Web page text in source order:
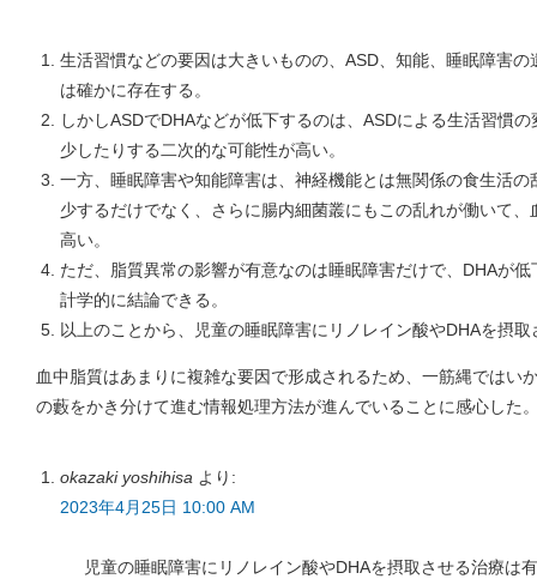
生活習慣などの要因は大きいものの、ASD、知能、睡眠障害
は確かに存在する。
しかしASDでDHAなどが低下するのは、ASDによる生活習慣
少したりする二次的な可能性が高い。
一方、睡眠障害や知能障害は、神経機能とは無関係の食生活
少するだけでなく、さらに腸内細菌叢にもこの乱れが働いて
高い。
ただ、脂質異常の影響が有意なのは睡眠障害だけで、DHAが
計学的に結論できる。
以上のことから、児童の睡眠障害にリノレイン酸やDHAを摂
血中脂質はあまりに複雑な要因で形成されるため、一筋縄ではい
の藪をかき分けて進む情報処理方法が進んでいることに感心した
okazaki yoshihisa より:
2023年4月25日 10:00 AM
児童の睡眠障害にリノレイン酸やDHAを摂取させる治療は